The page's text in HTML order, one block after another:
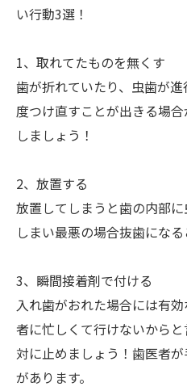
い行動3選！
1、取れてたものを無くす
歯が折れていたり、虫歯が
度つけ直すことが出きる場
しましょう！
2、放置する
放置してしまうと歯の内部
しまい最悪の場合抜歯になる
3、瞬間接着剤で付ける
入れ歯がおれた場合には有
者に忙しくて行けないから
対に止めましょう！歯医者
があります。